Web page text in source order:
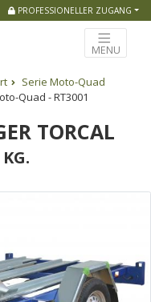
PROFESSIONELLER ZUGANG
MENU
Serie Moto-Quad
Quad - RT3001
TORCAL